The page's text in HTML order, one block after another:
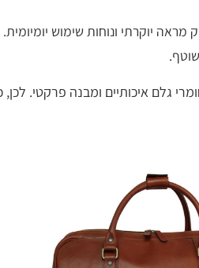
מראה יוקרתי ונוחות שימוש
גלם איכותיים ומבנה פרקטי. לכן,